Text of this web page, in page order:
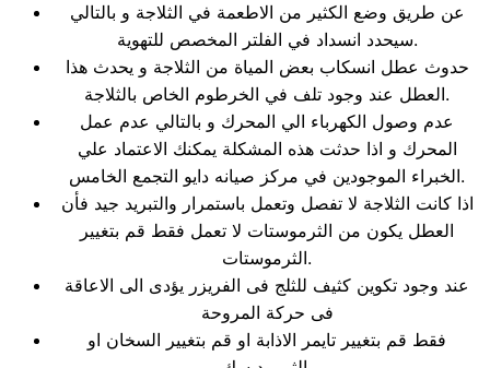
عن طريق وضع الكثير من الاطعمة في الثلاجة و بالتالي
سيحدد انسداد في الفلتر المخصص للتهوية.
حدوث عطل انسكاب بعض المياة من الثلاجة و يحدث هذا
العطل عند وجود تلف في الخرطوم الخاص بالثلاجة.
عدم وصول الكهرباء الي المحرك و بالتالي عدم عمل
المحرك و اذا حدثت هذه المشكلة يمكنك الاعتماد علي
الخبراء الموجودين في مركز صيانه دايو التجمع الخامس.
اذا كانت الثلاجة لا تفصل وتعمل باستمرار والتبريد جيد فأن
العطل يكون من الثرموستات لا تعمل فقط قم بتغيير
الثرموستات.
عند وجود تكوين كثيف للثلج فى الفريزر يؤدى الى الاعاقة
فى حركة المروحة
فقط قم بتغيير تايمر الاذابة او قم بتغيير السخان او